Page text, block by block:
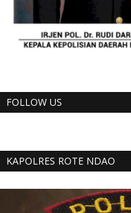
FOLLOW US
KAPOLRES ROTE NDAO